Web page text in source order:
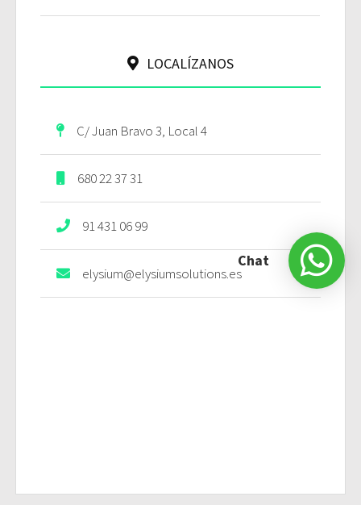
LOCALÍZANOS
C/ Juan Bravo 3, Local 4
680 22 37 31
91 431 06 99
elysium@elysiumsolutions.es
Chat